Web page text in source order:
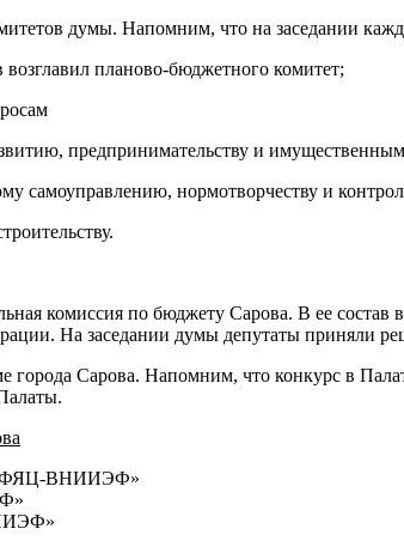
думы. Напомним, что на заседании
планово-бюджетного комитет;
предпринимательству и
самоуправлению, нормотворчеству и
комиссия по бюджету Сарова. В ее
На заседании думы депутаты приняли
Сарова. Напомним, что конкурс в
ВНИИЭФ»